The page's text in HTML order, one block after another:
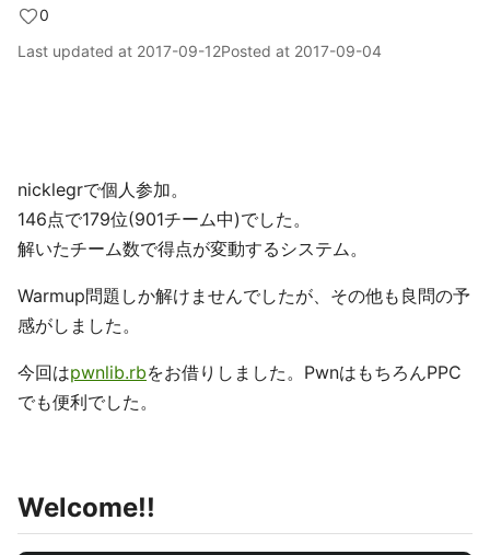
0
Last updated at 2017-09-12Posted at 2017-09-04
nicklegrで個人参加。
146点で179位(901チーム中)でした。
解いたチーム数で得点が変動するシステム。
Warmup問題しか解けませんでしたが、その他も良問の予
感がしました。
今回はpwnlib.rbをお借りしました。PwnはもちろんPPC
でも便利でした。
Welcome!!